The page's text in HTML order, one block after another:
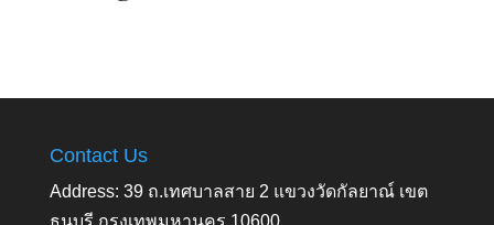
Contact Us
Address: 39 ถ.เทศบาลสาย 2 แขวงวัดกัลยาณ์ เขต